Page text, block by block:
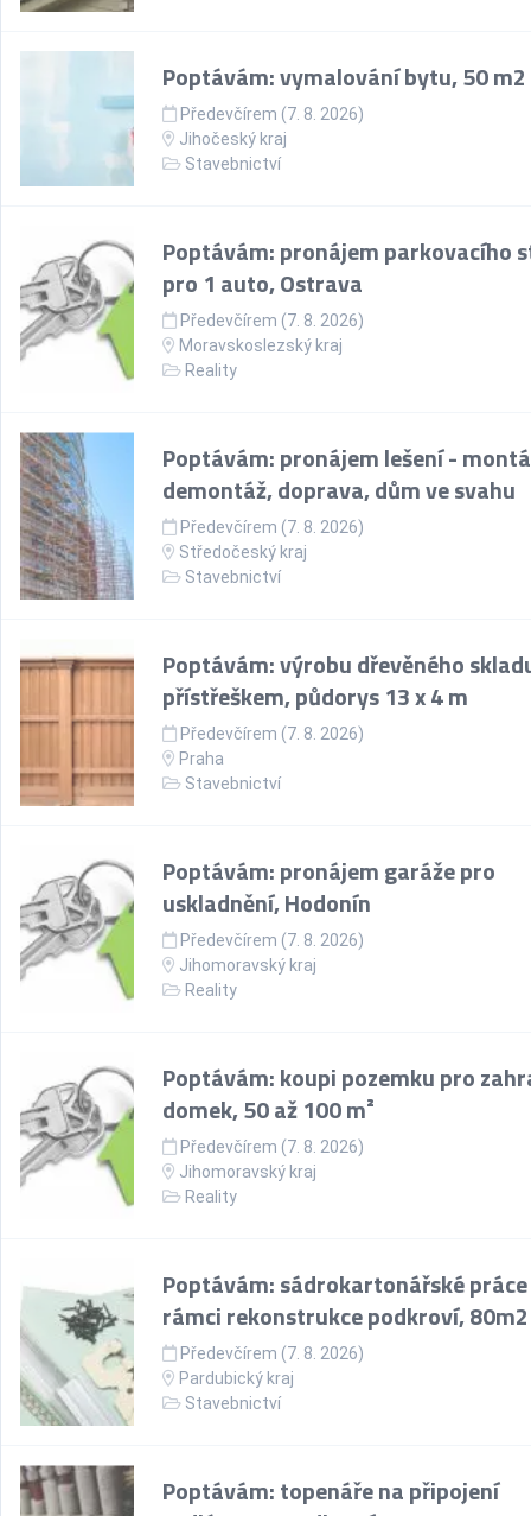
Poptávám: vymalování bytu, 50 m2
Předevčírem (7. 8. 2026)
Jihočeský kraj
Stavebnictví
Poptávám: pronájem parkovacího
pro 1 auto, Ostrava
Předevčírem (7. 8. 2026)
Moravskoslezský kraj
Reality
Poptávám: pronájem lešení -
demontáž, doprava, dům ve svahu
Předevčírem (7. 8. 2026)
Středočeský kraj
Stavebnictví
Poptávám: výrobu dřevěného
přístřeškem, půdorys 13 x 4 m
Předevčírem (7. 8. 2026)
Praha
Stavebnictví
Poptávám: pronájem garáže pro
uskladnění, Hodonín
Předevčírem (7. 8. 2026)
Jihomoravský kraj
Reality
Poptávám: koupi pozemku pro
domek, 50 až 100 m²
Předevčírem (7. 8. 2026)
Jihomoravský kraj
Reality
Poptávám: sádrokartonářské
rámci rekonstrukce podkroví, 80m2
Předevčírem (7. 8. 2026)
Pardubický kraj
Stavebnictví
Poptávám: topenáře na připojení